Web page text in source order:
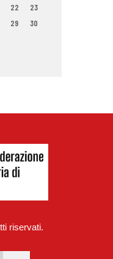
22
23
29
30
riservati.